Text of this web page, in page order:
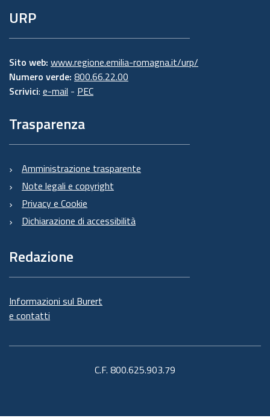
URP
Sito web: www.regione.emilia-romagna.it/urp/
Numero verde: 800.66.22.00
Scrivici: e-mail - PEC
Trasparenza
Amministrazione trasparente
Note legali e copyright
Privacy e Cookie
Dichiarazione di accessibilità
Redazione
Informazioni sul Burert
e contatti
C.F. 800.625.903.79